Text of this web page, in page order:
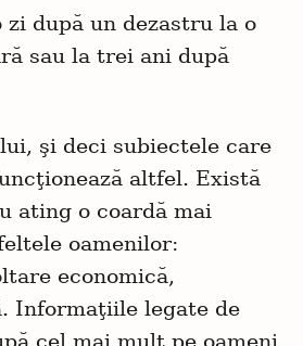
după un dezastru la o
sau la trei ani după
şi deci subiectele care
altfel. Există
ating o coardă mai
oamenilor:
economică,
Informaţiile legate de
cel mai mult pe oameni